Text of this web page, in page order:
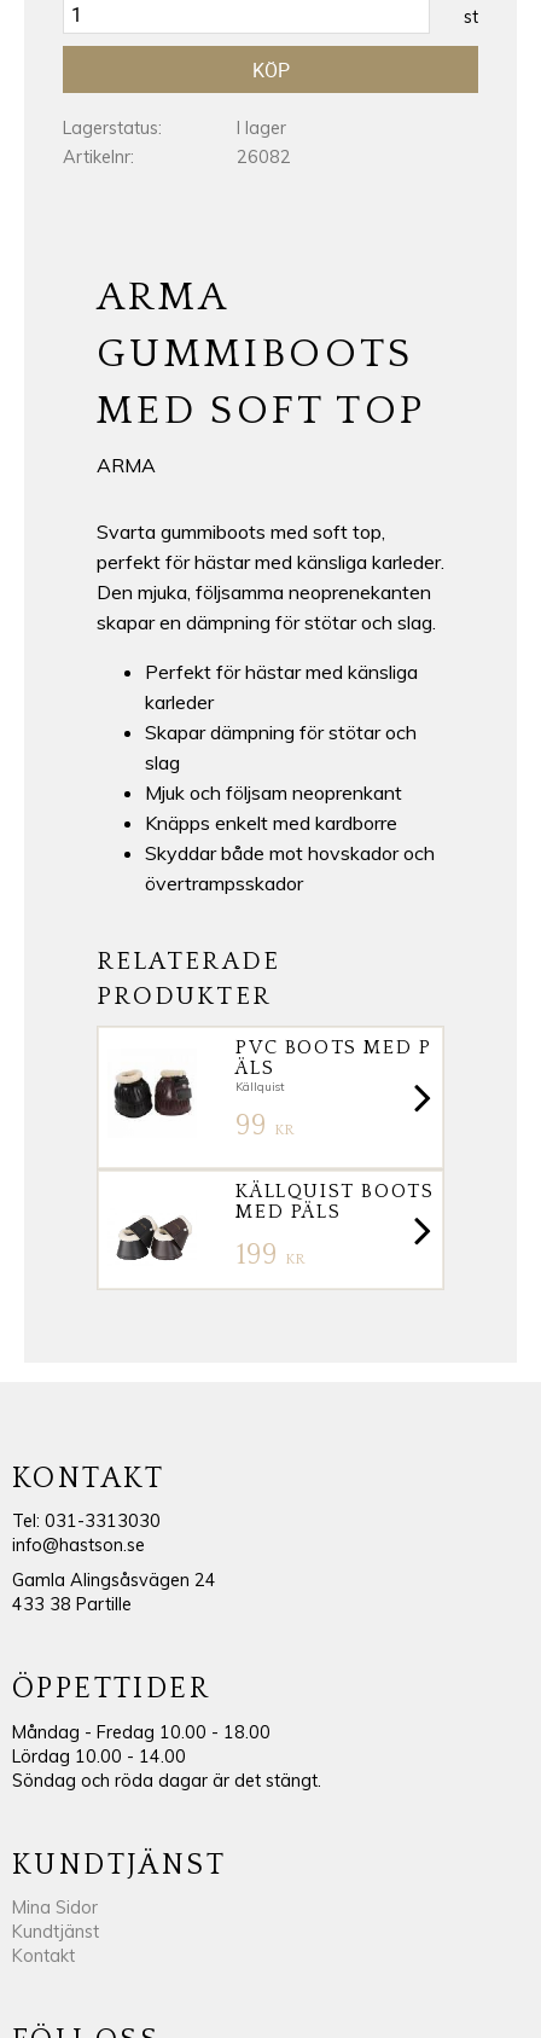
st
KÖP
Lagerstatus
I lager
Artikelnr
26082
ARMA
GUMMIBOOTS
MED SOFT TOP
ARMA
Svarta gummiboots med soft top,
perfekt för hästar med känsliga karleder.
Den mjuka, följsamma neoprenekanten
skapar en dämpning för stötar och slag.
Perfekt för hästar med känsliga
karleder
Skapar dämpning för stötar och
slag
Mjuk och följsam neoprenkant
Knäpps enkelt med kardborre
Skyddar både mot hovskador och
övertrampsskador
RELATERADE
PRODUKTER
PVC BOOTS MED P
ÄLS
Källquist
99 KR
KÄLLQUIST BOOTS
MED PÄLS
199 KR
KONTAKT
Tel: 031-3313030
info@hastson.se
Gamla Alingsåsvägen 24
433 38 Partille
ÖPPETTIDER
Måndag - Fredag 10.00 - 18.00
Lördag 10.00 - 14.00
Söndag och röda dagar är det stängt.
KUNDTJÄNST
Mina Sidor
Kundtjänst
Kontakt